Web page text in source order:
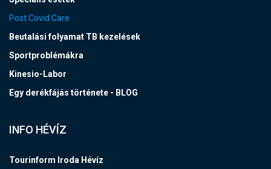
Post Covid Care
Beutalási folyamat TB kezelések
Sportproblémákra
Kinesio-Labor
Egy derékfájás története - BLOG
INFO HÉVÍZ
Tourinform Iroda Hévíz